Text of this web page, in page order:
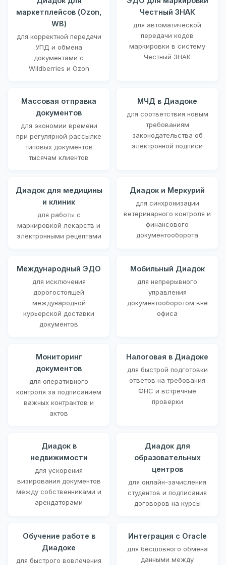
маркетплейсов (Ozon,
WB)
для корректной передачи
УПД и обмена
документами с
Wildberries и Ozon
Честный ЗНАК
для автоматической
передачи кодов
маркировки в систему
Честный ЗНАК
Массовая отправка
документов
для экономии времени
при регулярной рассылке
типовых документов
тысячам клиентов
МЧД в Диадоке
для соответствия новым
требованиям
законодательства об
электронной подписи
Диадок для медицины
и клиник
для работы с
маркировкой лекарств и
электронными рецептами
Диадок и Меркурий
для синхронизации
ветеринарного контроля и
финансового
документооборота
Международный ЭДО
для исключения
дорогостоящей
международной
курьерской доставки
документов
Мобильный Диадок
для непрерывного
управления
документооборотом вне
офиса
Мониторинг
документов
для оперативного
контроля за подписанием
важных контрактов и
актов
Налоговая в Диадоке
для быстрой подготовки
ответов на требования
ФНС и встречные
проверки
Диадок в
недвижимости
для ускорения
визирования документов
между собственниками и
арендаторами
Диадок для
образовательных
центров
для онлайн-зачисления
студентов и подписания
договоров на курсы
Обучение работе в
Диадоке
для быстрого вовлечения
Интеграция с Oracle
для бесшовного обмена
данными между